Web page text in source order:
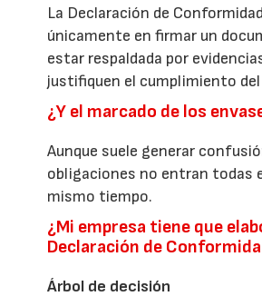
La Declaración de
únicamente en firmar un
estar respaldada por
justifiquen el cumplimiento
¿Y el marcado de los
Aunque suele generar
obligaciones no entran todas
mismo tiempo.
¿Mi empresa tiene que
Declaración de
Árbol de decisión